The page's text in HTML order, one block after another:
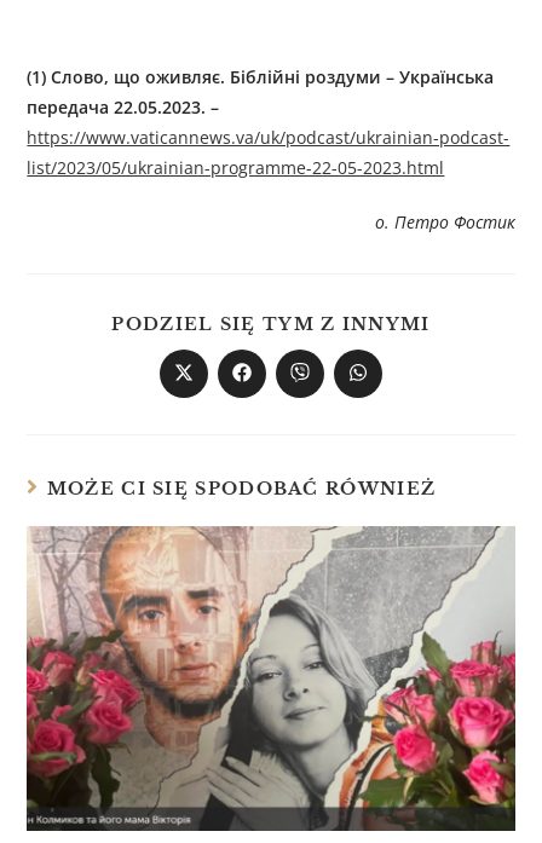
(1) Слово, що оживляє. Біблійні роздуми–Українська
передача22.05.2023. –
https://www.vaticannews.va/uk/podcast/ukrainian-podcast-
list/2023/05/ukrainian-programme-22-05-2023.html
о. Петро Фостик
PODZIEL SIĘ TYM Z INNYMI
MOŻE CI SIĘ SPODOBAĆ RÓWNIEŻ